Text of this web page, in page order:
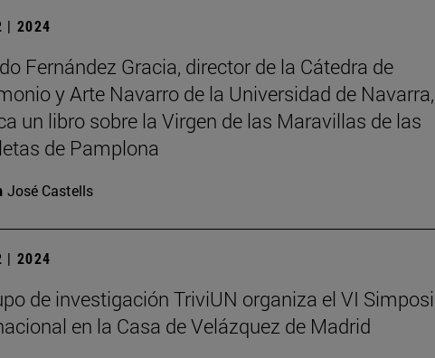
| 2024
Fernández Gracia, director de la Cátedra de
y Arte Navarro de la Universidad de Navarra,
un libro sobre la Virgen de las Maravillas de las
de Pamplona
José Castells
| 2024
de investigación TriviUN organiza el VI
en la Casa de Velázquez de Madrid